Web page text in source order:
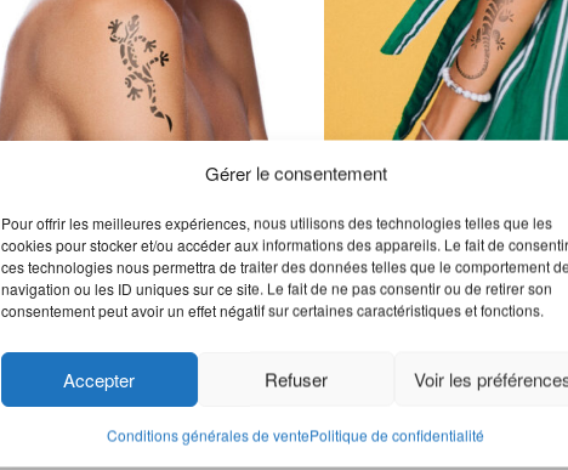
Gérer le consentement
Pour offrir les meilleures expériences, nous utilisons des technologies telles que les
cookies pour stocker et/ou accéder aux informations des appareils. Le fait de
ces technologies nous permettra de traiter des données telles que le comportement
navigation ou les ID uniques sur ce site. Le fait de ne pas consentir ou de retirer son
consentement peut avoir un effet négatif sur certaines caractéristiques et fonctions.
Accepter Refuser Voir les
Conditions générales de ventePolitique de confidentialité
Pochoir lézard Africain
Dimensions du pochoir: 9,5 × 5,5
3,70€ TTC
Dimensions du pochoir: 10 ×
5,60
Ajouter au panier